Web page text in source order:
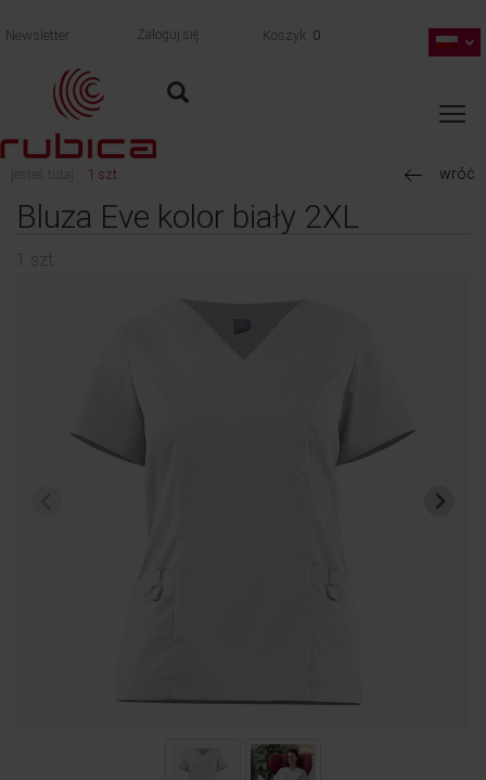
Newsletter Zaloguj się Koszyk 0
jesteś tutaj: 1 szt. wróć
Bluza Eve kolor biały 2XL
1 szt.